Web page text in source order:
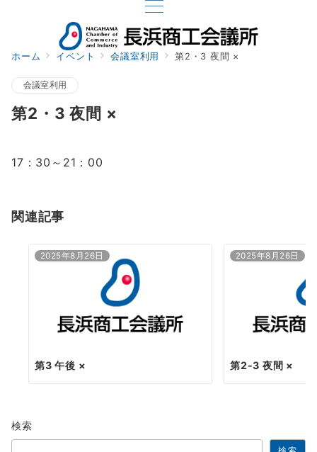
ホーム イベント 会議室利用 第2・3 夜間 ×
会議室利用
第2・3 夜間 ×
17：30～21：00
関連記事
2025年8月26日
第3 午後 ×
2025年8月26日
第2-3 夜間 ×
検索